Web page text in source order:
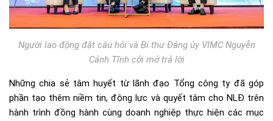
Người lao động đặt câu hỏi và Bí thư Đảng ủy VIMC Nguyễn
Cảnh Tĩnh cởi mở trả lời
Những chia sẻ tâm huyết từ lãnh đạo Tổng công ty đã góp
phần tạo thêm niềm tin, động lực và quyết tâm cho NLĐ trên
hành trình đồng hành cùng doanh nghiệp thực hiện các mục